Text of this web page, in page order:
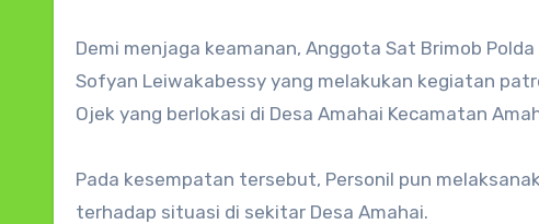
Demi menjaga keamanan, Anggota Sat Brimob
Sofyan Leiwakabessy yang melakukan kegiatan
Ojek yang berlokasi di Desa Amahai Kecamatan
Pada kesempatan tersebut, Personil pun
terhadap situasi di sekitar Desa Amahai.